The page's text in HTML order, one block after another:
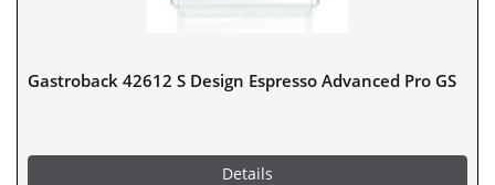
Gastroback 42612 S Design Espresso Advanced Pro GS
Details